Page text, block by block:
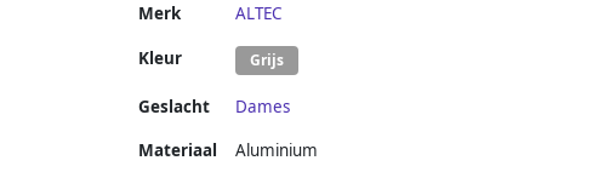
Merk ALTEC
Kleur Grijs
Geslacht
Dames
Materiaal
Aluminium